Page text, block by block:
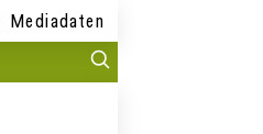
Mediadaten